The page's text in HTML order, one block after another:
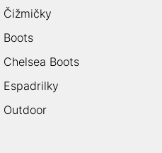
Čižmičky
Boots
Chelsea Boots
Espadrilky
Outdoor